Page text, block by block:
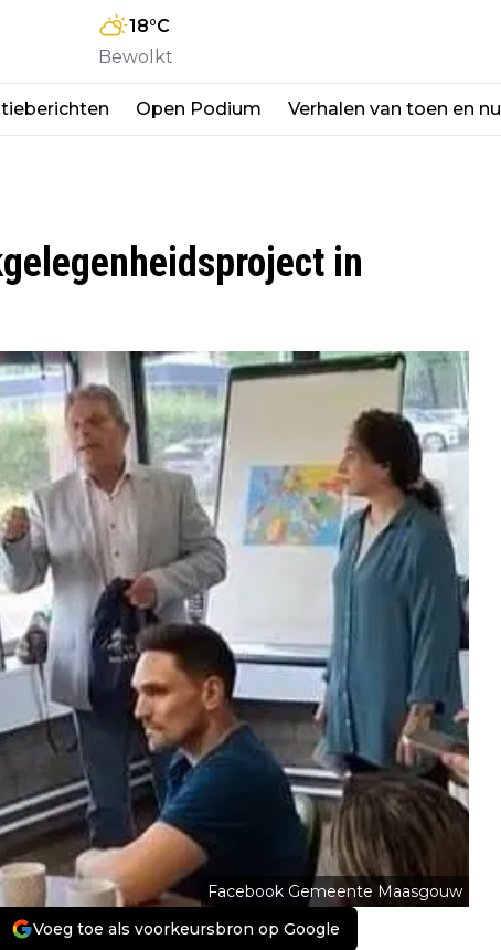
18°C
Bewolkt
Open Podium Verhalen van toen en nu
in
Facebook Gemeente Maasgouw
Voeg toe als voorkeursbron op Google